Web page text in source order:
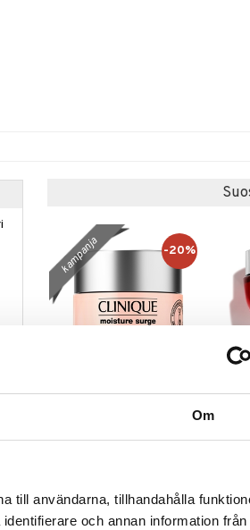
Om
till användarna, tillhandahålla
och annan information från
Moisture Surge 100H
11,96
kampanja -20%
Blue
-22%